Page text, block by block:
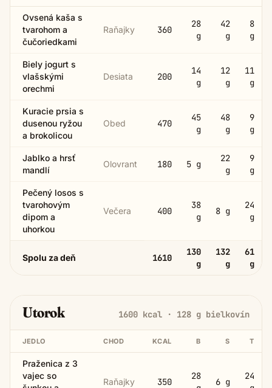
Ovsená kaša s
tvarohom a
čučoriedkami
Raňajky 360
28
g
42
g
8
g
Biely jogurt s
vlašskými
orechmi
Desiata 200
14
g
12
g
11
g
Kuracie prsia s
dusenou ryžou
a brokolicou
Obed 470
45
g
48
g
9
g
Jablko a hrsť
mandlí
Olovrant 180 5 g
22
g
9
g
Pečený losos s
tvarohovým
dipom a
uhorkou
Večera 400
38
g
8 g
24
g
Spolu za deň 1610
130
g
132
g
61
g
Utorok 1600 kcal · 128 g bielkovín
JEDLO CHOD KCAL B S T
Praženica z 3
vajec so
Raňajky 350
28
6 g
24